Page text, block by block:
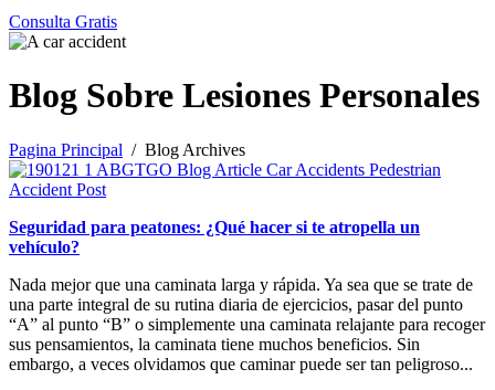
Consulta Gratis
Blog Sobre Lesiones Personales
Pagina Principal / Blog Archives
Seguridad para peatones: ¿Qué hacer si te atropella un
vehículo?
Nada mejor que una caminata larga y rápida. Ya sea que se trate de
una parte integral de su rutina diaria de ejercicios, pasar del punto
“A” al punto “B” o simplemente una caminata relajante para recoger
sus pensamientos, la caminata tiene muchos beneficios. Sin
embargo, a veces olvidamos que caminar puede ser tan peligroso...